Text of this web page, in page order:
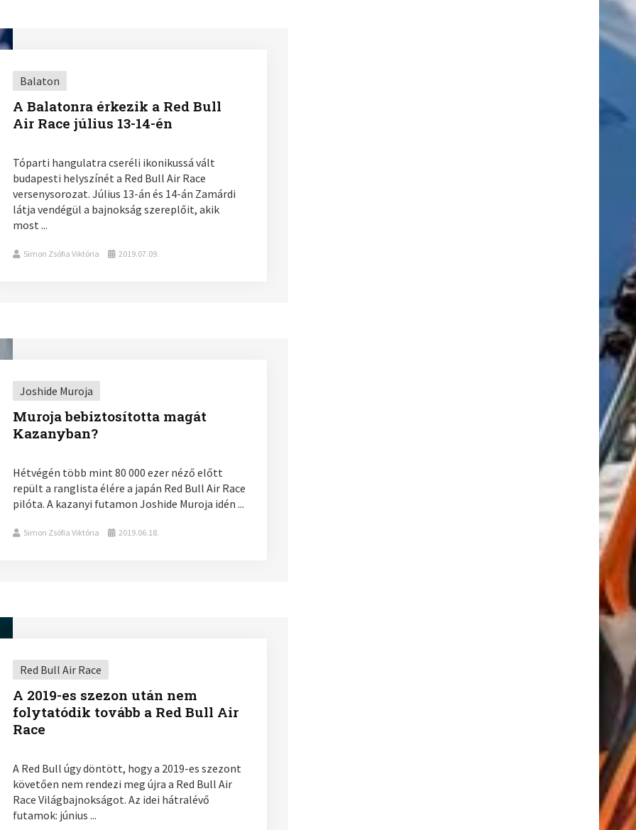
Balaton
A Balatonra érkezik a Red Bull
Air Race július 13-14-én
Tóparti hangulatra cseréli ikonikussá vált
budapesti helyszínét a Red Bull Air Race
versenysorozat. Július 13-án és 14-án Zamárdi
látja vendégül a bajnokság szereplőit, akik
most ...
Simon Zsófia Viktória 2019.07.09.
Joshide Muroja
Muroja bebiztosította magát
Kazanyban?
Hétvégén több mint 80 000 ezer néző előtt
repült a ranglista élére a japán Red Bull Air Race
pilóta. A kazanyi futamon Joshide Muroja idén ...
Simon Zsófia Viktória 2019.06.18.
Red Bull Air Race
A 2019-es szezon után nem
folytatódik tovább a Red Bull Air
Race
A Red Bull úgy döntött, hogy a 2019-es szezont
követően nem rendezi meg újra a Red Bull Air
Race Világbajnokságot. Az idei hátralévő
futamok: június ...